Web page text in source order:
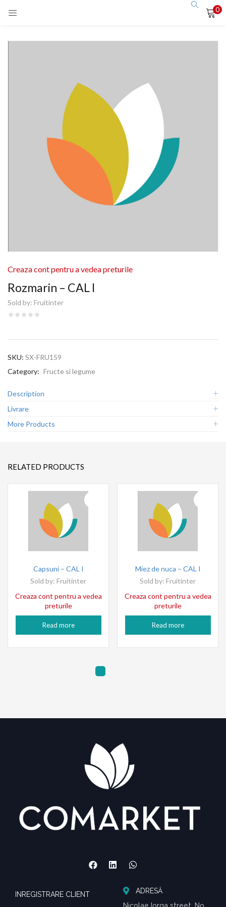
0
Rozmarin – CAL I
Sold by: Fruitinter
Creaza cont pentru a vedea preturile
SKU: SX-FRU159
Category: Fructe si legume
Description
Livrare
More Products
RELATED PRODUCTS
Capsuni – CAL I
Sold by: Fruitinter
Creaza cont pentru a vedea
preturile
Read more
Miez de nuca – CAL I
Sold by: Fruitinter
Creaza cont pentru a vedea
preturile
Read more
INREGISTRARE CLIENT
ADRESĂ
Remember me
Lost password?